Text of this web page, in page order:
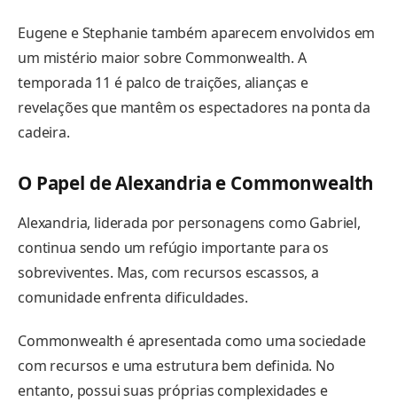
Eugene e Stephanie também aparecem envolvidos em
um mistério maior sobre Commonwealth. A
temporada 11 é palco de traições, alianças e
revelações que mantêm os espectadores na ponta da
cadeira.
O Papel de Alexandria e Commonwealth
Alexandria, liderada por personagens como Gabriel,
continua sendo um refúgio importante para os
sobreviventes. Mas, com recursos escassos, a
comunidade enfrenta dificuldades.
Commonwealth é apresentada como uma sociedade
com recursos e uma estrutura bem definida. No
entanto, possui suas próprias complexidades e